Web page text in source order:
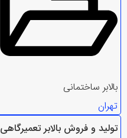
بالابر ساختمانی
تهران
تولید و فروش بالابر تعمیرگاهی